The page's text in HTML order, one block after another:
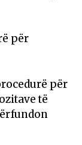
për
për
të